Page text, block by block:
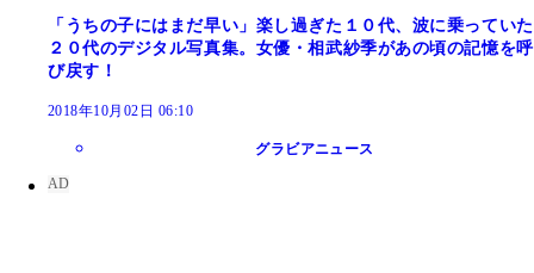
「うちの子にはまだ早い」楽し過ぎた１０代、波に乗っていた
２０代のデジタル写真集。女優・相武紗季があの頃の記憶を呼
び戻す！
2018年10月02日 06:10
グラビアニュース